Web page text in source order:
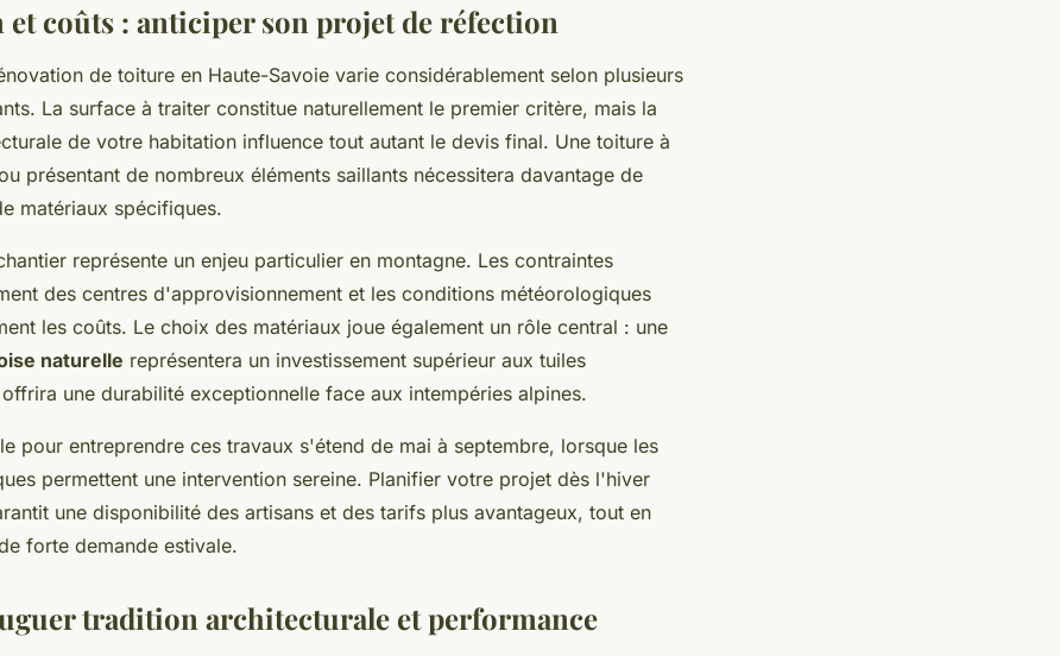
coûts : anticiper son projet de réfection
de toiture en Haute-Savoie varie considérablement selon plusieurs
La surface à traiter constitue naturellement le premier critère, mais la
de votre habitation influence tout autant le devis final. Une toiture à
présentant de nombreux éléments saillants nécessitera davantage de
matériaux spécifiques.
représente un enjeu particulier en montagne. Les contraintes
des centres d'approvisionnement et les conditions météorologiques
les coûts. Le choix des matériaux joue également un rôle central : une
naturelle représentera un investissement supérieur aux tuiles
une durabilité exceptionnelle face aux intempéries alpines.
pour entreprendre ces travaux s'étend de mai à septembre, lorsque les
permettent une intervention sereine. Planifier votre projet dès l'hiver
une disponibilité des artisans et des tarifs plus avantageux, tout en
forte demande estivale.
tradition architecturale et performance